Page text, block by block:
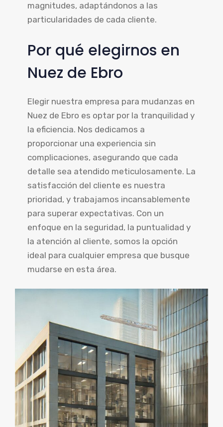
magnitudes, adaptándonos a las
particularidades de cada cliente.
Por qué elegirnos en
Nuez de Ebro
Elegir nuestra empresa para mudanzas en
Nuez de Ebro es optar por la tranquilidad y
la eficiencia. Nos dedicamos a
proporcionar una experiencia sin
complicaciones, asegurando que cada
detalle sea atendido meticulosamente. La
satisfacción del cliente es nuestra
prioridad, y trabajamos incansablemente
para superar expectativas. Con un
enfoque en la seguridad, la puntualidad y
la atención al cliente, somos la opción
ideal para cualquier empresa que busque
mudarse en esta área.